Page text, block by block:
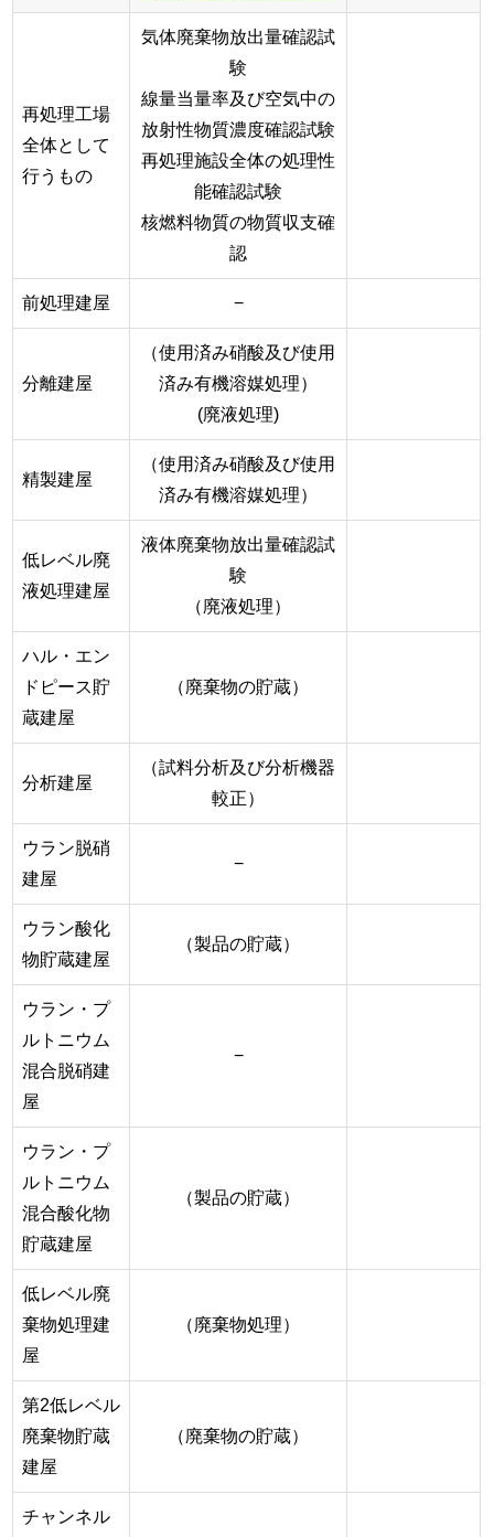
再処理工場
全体として
行うもの
気体廃棄物放出量確認試
験
線量当量率及び空気中の
放射性物質濃度確認試験
再処理施設全体の処理性
能確認試験
核燃料物質の物質収支確
認
前処理建屋 −
分離建屋
（使用済み硝酸及び使用
済み有機溶媒処理）
(廃液処理)
精製建屋
（使用済み硝酸及び使用
済み有機溶媒処理）
低レベル廃
液処理建屋
液体廃棄物放出量確認試
験
（廃液処理）
ハル・エン
ドピース貯
蔵建屋
（廃棄物の貯蔵）
分析建屋
（試料分析及び分析機器
較正）
ウラン脱硝
建屋
−
ウラン酸化
物貯蔵建屋
（製品の貯蔵）
ウラン・プ
ルトニウム
混合脱硝建
屋
−
ウラン・プ
ルトニウム
混合酸化物
貯蔵建屋
（製品の貯蔵）
低レベル廃
棄物処理建
屋
（廃棄物処理）
第2低レベル
廃棄物貯蔵
建屋
（廃棄物の貯蔵）
チャンネル